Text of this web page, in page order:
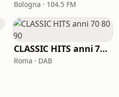
Bologna · 104.5 FM
CLASSIC HITS anni 70 80 90
Roma · DAB